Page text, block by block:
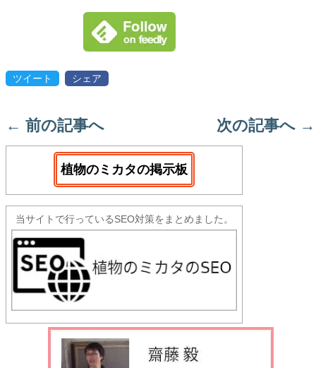
ツイート シェア
← 前の記事へ 次の記事へ →
植物のミカタの掲示板
当サイトで行っているSEO対策をまとめました。